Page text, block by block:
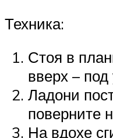
Техника:
Стоя в
вверх – под
Ладони
поверните
На вдохе